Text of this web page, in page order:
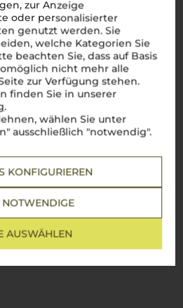
zur Anzeige
oder personalisierter
genutzt werden. Sie
welche Kategorien Sie
beachten Sie, dass auf Basis
nicht mehr alle
zur Verfügung stehen.
finden Sie in unserer
.
wählen Sie unter
ausschließlich "notwendig".
KONFIGURIEREN
NOTWENDIGE
AUSWÄHLEN